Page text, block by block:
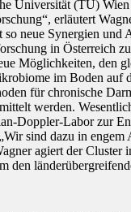
Universität (TU)
erläutert
neue Synergien
in
Möglichkeiten, den
im Boden
für chronische
werden.
Doppler-Labor zur
sind dazu in
agiert der
den